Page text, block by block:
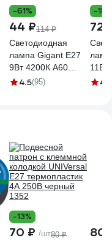
-61%
44 ₽114 ₽
Светодиодная
лампа Gigant E27
9Вт 4200К А60
850Лм G-E27-9-
4.5(95)
-18%
72
11Вт
4.5
-13%
70 ₽ /шт80 ₽ 80